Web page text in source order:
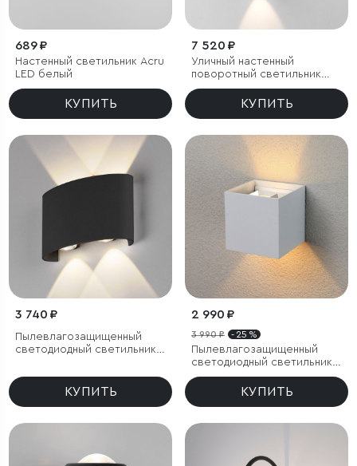
689 ₽
Настенный светильник Acru
LED белый
КУПИТЬ
7 520 ₽
Уличный настенный
поворотный светильник
GIRA D LED IP54
КУПИТЬ
3 740 ₽
Пылевлагозащищенный
светодиодный светильник
КУПИТЬ
2 990 ₽
3 990 ₽ - 25 %
Пылевлагозащищенный
светодиодный светильник с
регулируемым углом
рассеивания Winner белый
КУПИТЬ